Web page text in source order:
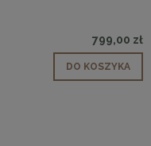
799,00 zł
DO KOSZYKA